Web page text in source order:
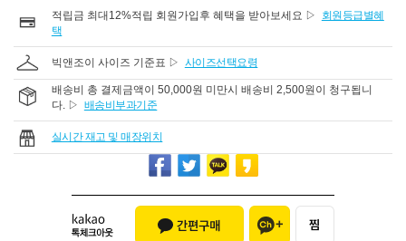
적립금 최대12%적립 회원가입후 혜택을 받아보세요 ▷
회원등급별혜
택
빅앤조이 사이즈 기준표 ▷ 사이즈선택요령
배송비 총 결제금액이 50,000원 미만시 배송비 2,500원이 청구됩니
다. ▷ 배송비부과기준
실시간 재고 및 매장위치